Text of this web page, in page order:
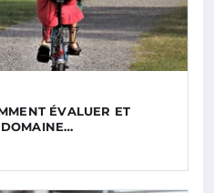
ÉVALUER ET